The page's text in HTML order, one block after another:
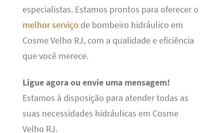
especialistas. Estamos prontos para oferecer o
melhor serviço de bombeiro hidráulico em
Cosme Velho RJ, com a qualidade e eficiência
que você merece.
Ligue agora ou envie uma mensagem!
Estamos à disposição para atender todas as
suas necessidades hidráulicas em Cosme
Velho RJ.